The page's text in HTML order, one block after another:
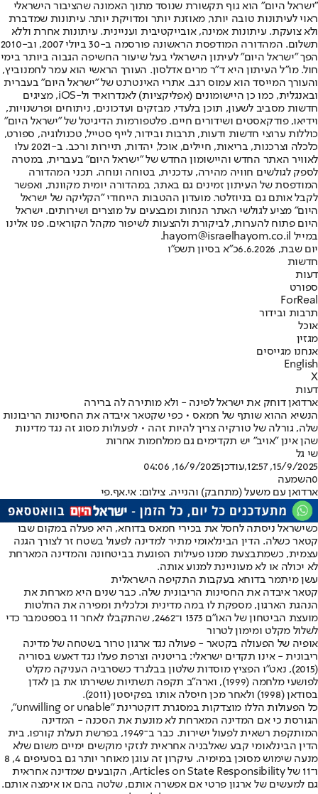
"ישראל היום" הוא גוף תקשורת שנוסד מתוך האמונה שהציבור הישראלי
ראוי לעיתונות טובה יותר, מאוזנת יותר ומדויקת יותר. עיתונות שמדברת
ולא צועקת. עיתונות אמינה, אובייקטיבית ועניינית. עיתונות אחרת וללא
תשלום. המהדורה המודפסת הראשונה פורסמה ב-30 ביולי 2007, וב-2010
הפך "ישראל היום" לעיתון הישראלי בעל שיעור החשיפה הגבוה ביותר בימי
חול. מו"ל העיתון היא ד"ר מרים אדלסון. העורך הראשי הוא עמר לחמנוביץ,
והעורך המייסד הוא עמוס רגב. אתרי האינטרנט של "ישראל היום" בעברית
ובאנגלית, כמו כן היישומונים (אפליקציות) לאנדרואיד ול-iOS, מציגים
חדשות מסביב לשעון, תוכן בלעדי, מבזקים ועדכונים, ניתוחים ופרשנויות,
וידיאו, פודקאסטים ושידורים חיים. פלטפורמות הדיגיטל של "ישראל היום"
כוללות ערוצי חדשות ודעות, תרבות ובידור, לייף סטייל, טכנולוגיה, ספורט,
כלכלה וצרכנות, בריאות, חיילים, אוכל, יהדות, תיירות ורכב. ב-2021 עלו
לאוויר האתר החדש והיישומון החדש של "ישראל היום" בעברית, במטרה
לספק לגולשים חוויה מהירה, עדכנית, בטוחה ונוחה. תכני המהדורה
המודפסת של העיתון זמינים גם באתר, במהדורה יומית מקוונת, ואפשר
לקבל אותם גם בניוזלטר. מועדון ההטבות הייחודי "הקליקה של ישראל
היום" מציע לגולשי האתר הנחות ומבצעים על מוצרים ושירותים. ישראל
היום פתוח להערות, לביקורת ולהצעות לשיפור מקהל הקוראים. פנו אלינו
במייל hayom@israelhayom.co.il.
יום שבת, 6.6.2026
כ"א בסיון תשפ"ו
חדשות
דעות
ספורט
ForReal
תרבות ובידור
אוכל
מגזין
אנחנו מגייסים
English
X
דעות
ארדואן דוחק את ישראל לפינה - ולא מותירה לה ברירה
הנשיא ההוא שותף של חמאס • כפי שקטאר איבדה את החסינות הריבונות
שלה, גורלה של טורקיה צריך להיות זהה • לפעולות מסוג זה נגד מדינות
שהן אינן "אויב" יש תקדימים גם ממלחמות אחרות
שי גל
15/9/2025, 12:57
,עודכן16/9/2025, 04:06
0השמעה
ארדואן עם משעל (מתחבק) והנייה. צילום: אי.אף.פי
כשישראל ניסתה לחסל את בכירי חמאס בדוחא, היא פעלה במקום שבו
קטאר כשלה. הדין הבינלאומי מתיר למדינה לפעול בשטח זר לצורך הגנה
עצמית, כשמתבצעת ממנו פעילות הפוגעת בביטחונה והמדינה המארחת
לא יכולה או לא מעוניינת למנוע אותה.
עשן מיתמר בדוחא בעקבות התקיפה הישראלית
קטאר איבדה את החסינות הריבונית שלה. כבר שנים היא מארחת את
הנהגת הארגון, מספקת לו במה מדינית וכלכלית ומפירה את החלטות
מועצת הביטחון של האו"ם 1373 ו־2462, שהתקבלו לאחר 11 בספטמבר כדי
לשלול מקלט ומימון לטרור
אופיה של הפעולה בקטאר - פעולה נגד ארגון טרור בשטחה של מדינה
ריבונית - אינו תקדים ישראלי: בריטניה וצרפת פעלו נגד דאעש בסוריה
(2015), נאט"ו הפציץ מוסדות שלטון בבלגרד כשסרביה העניקה מקלט
לפושעי מלחמה (1999), וארה"ב תקפה תשתיות ששירתו את בן לאדן
בסודאן (1998) ולאחר מכן חיסלה אותו בפקיסטן (2011).
כל הפעולות הללו מוצדקות במסגרת דוקטרינת "unwilling or unable",
הגורסת כי אם המדינה המארחת לא מונעת את הסכנה - המדינה
המותקפת רשאית לפעול ישירות. כבר ב־1949, בפרשת תעלת קורפו, בית
הדין הבינלאומי קבע שאלבניה אחראית לנזקי מוקשים ימיים משום שלא
מנעה שימוש מסוכן במימיה. עיקרון זה עוגן מאוחר יותר גם בסעיפים 4, 8
ו־11 של Articles on State Responsibility, הקובעים שמדינה אחראית
גם למעשים של ארגון פרטי אם אפשרה אותם, שלטה בהם או אימצה אותם.